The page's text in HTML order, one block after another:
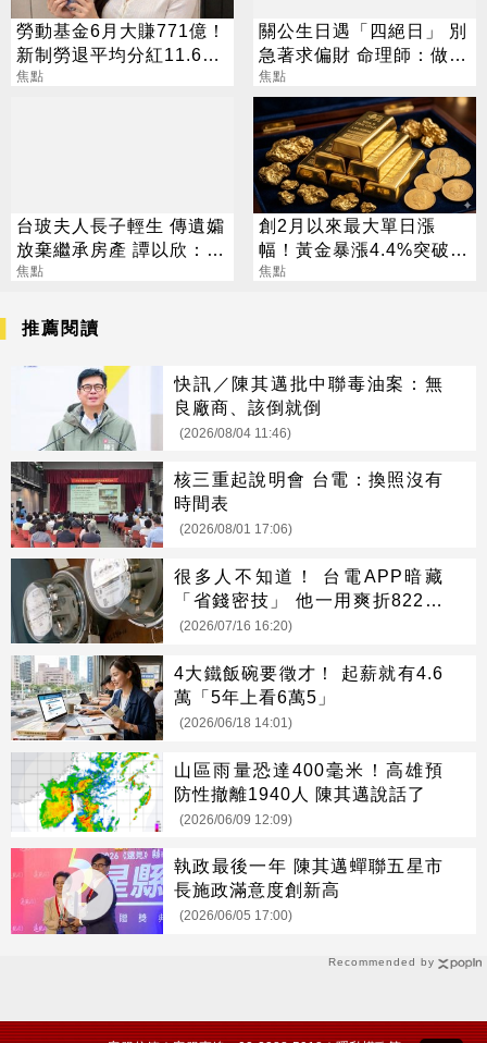
勞動基金6月大賺771億！
新制勞退平均分紅11.6萬
元
焦點
關公生日遇「四絕日」 別
急著求偏財 命理師：做1
事更有效
焦點
台玻夫人長子輕生 傳遺孀
放棄繼承房產 譚以欣：不
實內容二次傷害
焦點
創2月以來最大單日漲
幅！黃金暴漲4.4%突破
4253美元
焦點
Recommended by
推薦閱讀
快訊／陳其邁批中聯毒油案：無
良廠商、該倒就倒
(2026/08/04 11:46)
核三重起說明會 台電：換照沒有
時間表
(2026/08/01 17:06)
很多人不知道！ 台電APP暗藏
「省錢密技」 他一用爽折822元
電費
(2026/07/16 16:20)
4大鐵飯碗要徵才！ 起薪就有4.6
萬「5年上看6萬5」
(2026/06/18 14:01)
山區雨量恐達400毫米！高雄預
防性撤離1940人 陳其邁說話了
(2026/06/09 12:09)
執政最後一年 陳其邁蟬聯五星市
長施政滿意度創新高
(2026/06/05 17:00)